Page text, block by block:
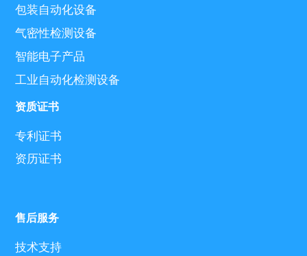
包装自动化设备
气密性检测设备
智能电子产品
工业自动化检测设备
资质证书
专利证书
资历证书
售后服务
技术支持